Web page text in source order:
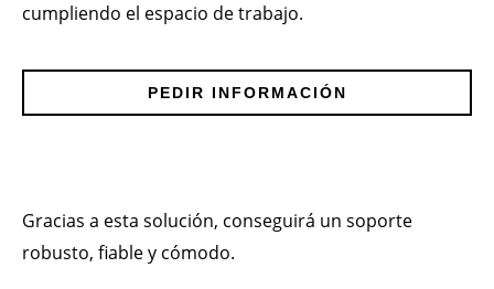
cumpliendo el espacio de trabajo.
PEDIR INFORMACIÓN
Gracias a esta solución, conseguirá un soporte
robusto, fiable y cómodo.